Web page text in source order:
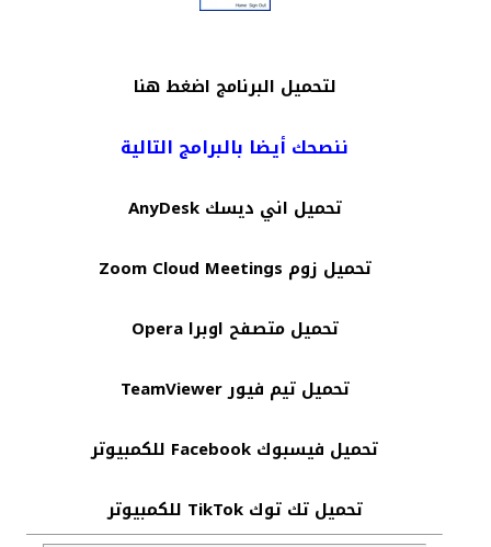
لتحميل البرنامج اضغط هنا
ننصحك أيضا بالبرامج التالية
تحميل اني ديسك AnyDesk
تحميل زوم Zoom Cloud Meetings
تحميل متصفح اوبرا Opera
تحميل تيم فيور TeamViewer
تحميل فيسبوك Facebook للكمبيوتر
تحميل تك توك TikTok للكمبيوتر